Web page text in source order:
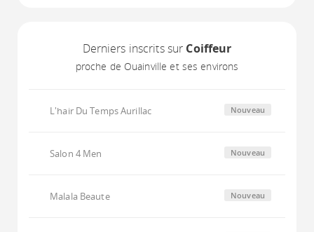
Derniers inscrits sur Coiffeur
proche de Ouainville et ses environs
L'hair Du Temps Aurillac Nouveau
Salon 4 Men Nouveau
Malala Beaute Nouveau